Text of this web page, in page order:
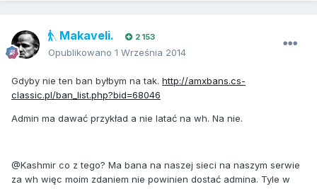
Makaveli. 2 153
Opublikowano 1 Września 2014
Gdyby nie ten ban byłbym na tak. http://amxbans.cs-
classic.pl/ban_list.php?bid=68046
Admin ma dawać przykład a nie latać na wh. Na nie.
@Kashmir co z tego? Ma bana na naszej sieci na naszym serwie
za wh więc moim zdaniem nie powinien dostać admina. Tyle w